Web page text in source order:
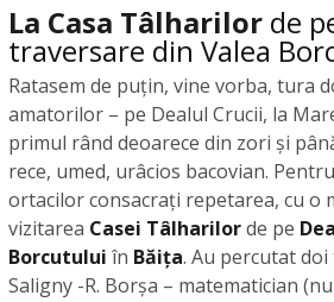
La Casa Tâlharilor de
traversare din Valea
Ratasem de puțin, vine vorba, tura
amatorilor – pe Dealul Crucii, la
primul rând deoarece din zori și
rece, umed, urâcios bacovian.
ortacilor consacrați repetarea, cu o
vizitarea Casei Tâlharilorde pe
Borcutului în Băița. Au percutat doi
Saligny -R. Borșa – matematician